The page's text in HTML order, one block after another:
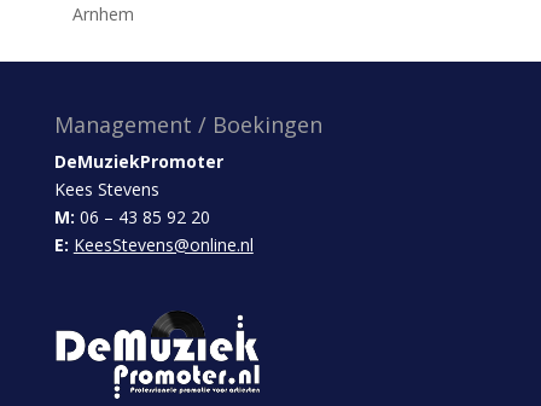
Arnhem
Management / Boekingen
DeMuziekPromoter
Kees Stevens
M: 06 – 43 85 92 20
E: KeesStevens@online.nl